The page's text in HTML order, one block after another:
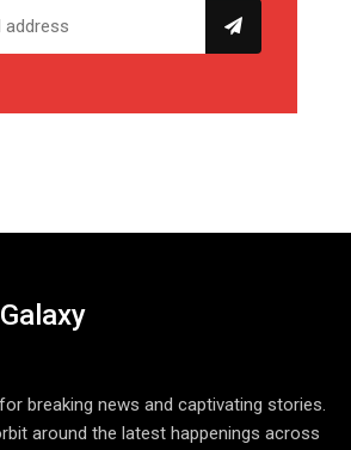
breaking news and captivating stories.
around the latest happenings across